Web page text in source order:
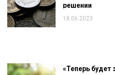
решении
18.06.2023
«Теперь будет